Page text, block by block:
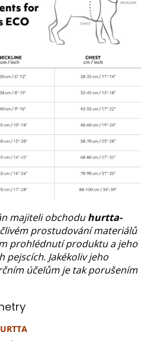
majiteli obchoduhurtta-
prostudování materiálů
prohlédnutí produktu a jeho
pejscích. Jakékoliv jeho
účelům je tak porušením